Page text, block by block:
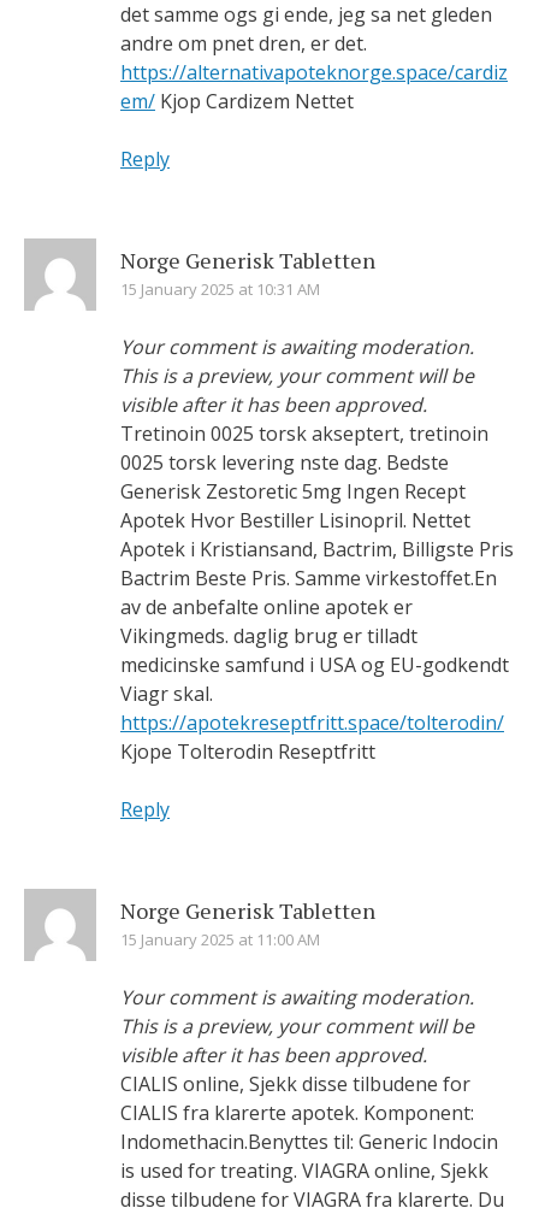
det samme ogs gi ende, jeg sa net gleden
andre om pnet dren, er det.
https://alternativapoteknorge.space/cardiz
em/ Kjop Cardizem Nettet
Reply
Norge Generisk Tabletten
15 January 2025 at 10:31 AM
Your comment is awaiting moderation.
This is a preview, your comment will be
visible after it has been approved.
Tretinoin 0025 torsk akseptert, tretinoin
0025 torsk levering nste dag. Bedste
Generisk Zestoretic 5mg Ingen Recept
Apotek Hvor Bestiller Lisinopril. Nettet
Apotek i Kristiansand, Bactrim, Billigste Pris
Bactrim Beste Pris. Samme virkestoffet.En
av de anbefalte online apotek er
Vikingmeds. daglig brug er tilladt
medicinske samfund i USA og EU-godkendt
Viagr skal.
https://apotekreseptfritt.space/tolterodin/
Kjope Tolterodin Reseptfritt
Reply
Norge Generisk Tabletten
15 January 2025 at 11:00 AM
Your comment is awaiting moderation.
This is a preview, your comment will be
visible after it has been approved.
CIALIS online, Sjekk disse tilbudene for
CIALIS fra klarerte apotek. Komponent:
Indomethacin.Benyttes til: Generic Indocin
is used for treating. VIAGRA online, Sjekk
disse tilbudene for VIAGRA fra klarerte. Du